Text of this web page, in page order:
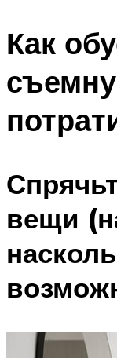
Как
вещи